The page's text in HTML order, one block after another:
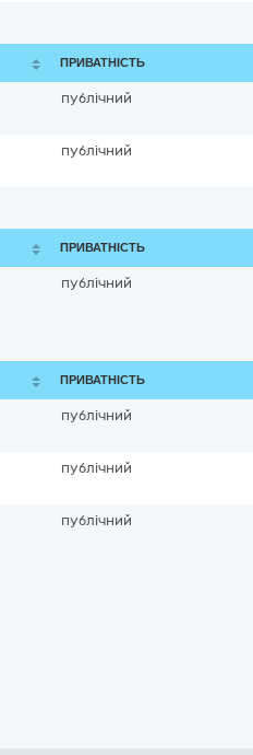
ПРИВАТНІСТЬ
публічний
публічний
ПРИВАТНІСТЬ
публічний
ПРИВАТНІСТЬ
публічний
публічний
публічний